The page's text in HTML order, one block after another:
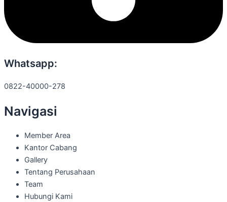
Whatsapp:
0822-40000-278
Navigasi
Member Area
Kantor Cabang
Gallery
Tentang Perusahaan
Team
Hubungi Kami